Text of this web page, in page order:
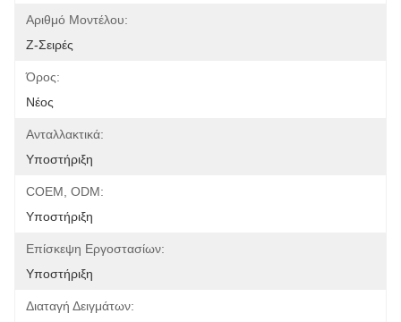
Αριθμό Μοντέλου:
Ζ-Σειρές
Όρος:
Νέος
Ανταλλακτικά:
Υποστήριξη
COEM, ODM:
Υποστήριξη
Επίσκεψη Εργοστασίων:
Υποστήριξη
Διαταγή Δειγμάτων: